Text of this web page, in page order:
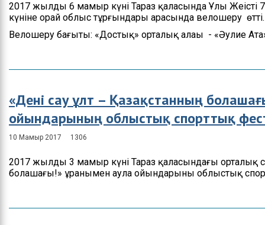
2017 жылдың 6 мамыр күні Тараз қаласында Ұлы
күніне орай облыс тұрғындары арасында велошеру өтті.
Велошеру бағыты: «Достық» орталық алаңы - «Әулие
«Дені сау ұлт – Қазақстанның
ойындарының облыстық спорттық
10 Мамыр 2017 1306
2017 жылдың 3 мамыр күні Тараз қаласындағы орталық
болашағы!» ұранымен аула ойындарының облыстық